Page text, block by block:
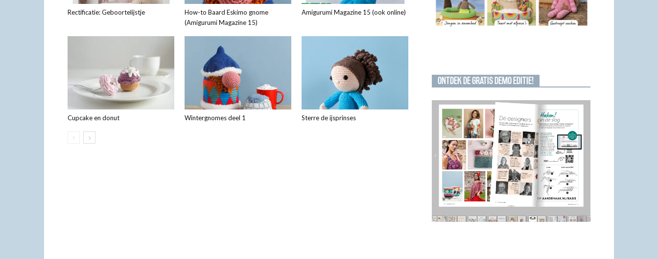
Rectificatie: Geboortelijstje
How-to Baard Eskimo gnome
(Amigurumi Magazine 15)
Amigurumi Magazine 15 (ook online)
Cupcake en donut Wintergnomes deel 1 Sterre de ijsprinses
ONTDEK DE GRATIS DEMO EDITIE!